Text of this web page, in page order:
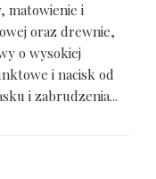
matowienie i
oraz drewnie,
o wysokiej
i nacisk od
i zabrudzenia...